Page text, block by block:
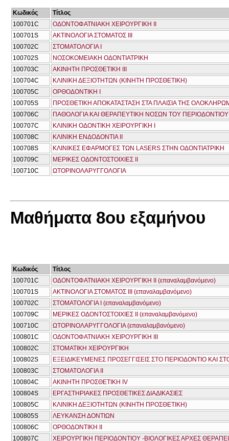
Κωδικός
Τίτλος
100701C
ΟΔΟΝΤΟΦΑΤΝΙΑΚΗ ΧΕΙΡΟΥΡΓΙΚΗ ΙΙ
100701S
ΑΚΤΙΝΟΛΟΓΙΑ ΣΤΟΜΑΤΟΣ ΙΙΙ
100702C
ΣΤΟΜΑΤΟΛΟΓΙΑ Ι
100702S
ΝΟΣΟΚΟΜΕΙΑΚΗ ΟΔΟΝΤΙΑΤΡΙΚΗ
100703C
ΑΚΙΝΗΤΗ ΠΡΟΣΘΕΤΙΚΗ ΙΙΙ
100704C
ΚΛΙΝΙΚΗ ΔΕΞΙΟΤΗΤΩΝ (ΚΙΝΗΤΗ ΠΡΟΣΘΕΤΙΚΗ)
100705C
ΟΡΘΟΔΟΝΤΙΚΗ Ι
100705S
ΠΡΟΣΘΕΤΙΚΗ ΑΠΟΚΑΤΑΣΤΑΣΗ ΣΤΑ ΠΛΑΙΣΙΑ ΤΗΣ
100706C
ΠΑΘΟΛΟΓΙΑ ΚΑΙ ΘΕΡΑΠΕΥΤΙΚΗ ΝΟΣΩΝ ΤΟΥ ΠΕΡΙΟΔΟΝΤΙΟΥ
100707C
ΚΛΙΝΙΚΗ ΟΔΟΝΤΙΚΗ ΧΕΙΡΟΥΡΓΙΚΗ Ι
100708C
ΚΛΙΝΙΚΗ ΕΝΔΟΔΟΝΤΙΑ ΙΙ
100708S
ΚΛΙΝΙΚΕΣ ΕΦΑΡΜΟΓΕΣ ΤΩΝ LΑSERS ΣΤΗΝ ΟΔΟΝΤΙΑΤΡΙΚΗ
100709C
ΜΕΡΙΚΕΣ ΟΔΟΝΤΟΣΤΟΙΧΙΕΣ ΙΙ
100710C
ΩΤΟΡΙΝΟΛΑΡΥΓΓΟΛΟΓΙΑ
Μαθήματα 8ου εξαμήνου
Κωδικός
Τίτλος
100701C
ΟΔΟΝΤΟΦΑΤΝΙΑΚΗ ΧΕΙΡΟΥΡΓΙΚΗ ΙΙ (επαναλαμβανόμενο)
100701S
ΑΚΤΙΝΟΛΟΓΙΑ ΣΤΟΜΑΤΟΣ ΙΙΙ (επαναλαμβανόμενο)
100702C
ΣΤΟΜΑΤΟΛΟΓΙΑ Ι (επαναλαμβανόμενο)
100709C
ΜΕΡΙΚΕΣ ΟΔΟΝΤΟΣΤΟΙΧΙΕΣ ΙΙ (επαναλαμβανόμενο)
100710C
ΩΤΟΡΙΝΟΛΑΡΥΓΓΟΛΟΓΙΑ (επαναλαμβανόμενο)
100801C
ΟΔΟΝΤΟΦΑΤΝΙΑΚΗ ΧΕΙΡΟΥΡΓΙΚΗ ΙΙΙ
100802C
ΣΤΟΜΑΤΙΚΗ ΧΕΙΡΟΥΡΓΙΚΗ
100802S
ΕΞΕΙΔΙΚΕΥΜΕΝΕΣ ΠΡΟΣΕΓΓΙΣΕΙΣ ΣΤΟ ΠΕΡΙΟΔΟΝΤΙΟ ΚΑΙ
100803C
ΣΤΟΜΑΤΟΛΟΓΙΑ ΙΙ
100804C
ΑΚΙΝΗΤΗ ΠΡΟΣΘΕΤΙΚΗ IV
100804S
ΕΡΓΑΣΤΗΡΙΑΚΕΣ ΠΡΟΣΘΕΤΙΚΕΣ ΔΙΑΔΙΚΑΣΙΕΣ
100805C
ΚΛΙΝΙΚΗ ΔΕΞΙΟΤΗΤΩΝ (ΚΙΝΗΤΗ ΠΡΟΣΘΕΤΙΚΗ)
100805S
ΛΕΥΚΑΝΣΗ ΔΟΝΤΙΩΝ
100806C
ΟΡΘΟΔΟΝΤΙΚΗ ΙΙ
100807C
ΧΕΙΡΟΥΡΓΙΚΗ ΠΕΡΙΟΔΟΝΤΙΟΥ -ΒΙΟΛΟΓΙΚΕΣ ΑΡΧΕΣ